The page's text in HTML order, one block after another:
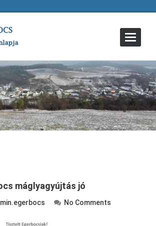
Toggle
máglyagyújtás jó
No Comments